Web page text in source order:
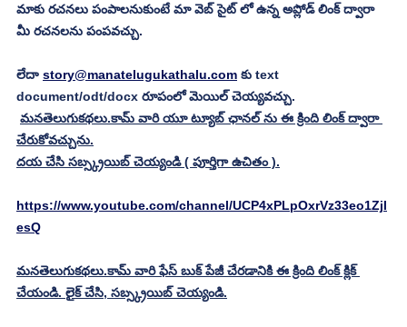
మాకు రచనలు పంపాలనుకుంటే మా వెబ్ సైట్ లో ఉన్న అప్లోడ్ లింక్ ద్వారా
మీ రచనలను పంపవచ్చు.
లేదా story@manatelugukathalu.com కు text
document/odt/docx రూపంలో మెయిల్ చెయ్యవచ్చు.
మనతెలుగుకథలు.కామ్ వారి యూ ట్యూబ్ ఛానల్ ను ఈ క్రింది లింక్ ద్వారా
చేరుకోవచ్చును.
దయ చేసి సబ్స్క్రయిబ్ చెయ్యండి ( పూర్తిగా ఉచితం ).
https://www.youtube.com/channel/UCP4xPLpOxrVz33eo1Zjl
esQ
మనతెలుగుకథలు.కామ్ వారి ఫేస్ బుక్ పేజీ చేరడానికి ఈ క్రింది లింక్ క్లిక్
చేయండి. లైక్ చేసి, సబ్స్క్రయిబ్ చెయ్యండి.